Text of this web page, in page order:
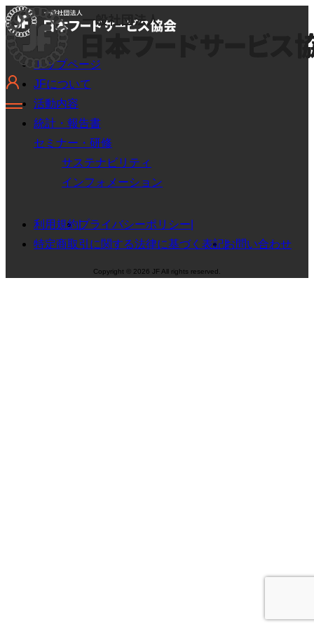
トップページ
JFについて
活動内容
統計・報告書
セミナー・研修
サステナビリティ
インフォメーション
利用規約プライバシーポリシー
特定商取引に関する法律に基づく表記お問い合わせ
Copyright © 2026 JF All rights reserved.